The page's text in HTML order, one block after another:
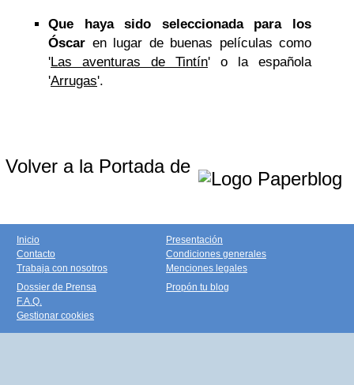
Que haya sido seleccionada para los
Óscar en lugar de buenas películas como
'Las aventuras de Tintín' o la española
'Arrugas'.
Volver a la Portada de
Inicio
Contacto
Trabaja con nosotros
Presentación
Condiciones generales
Menciones legales
Dossier de Prensa
F.A.Q.
Gestionar cookies
Propón tu blog